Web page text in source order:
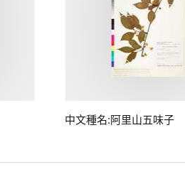
中文種名:阿里山五味子